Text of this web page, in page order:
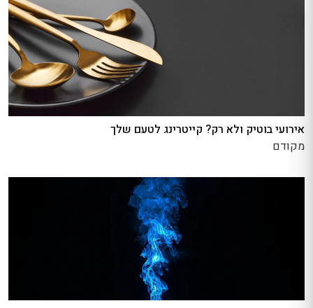
אירועי בוטיק ולא רק? קייטרינג לטעם שלך
מקודם